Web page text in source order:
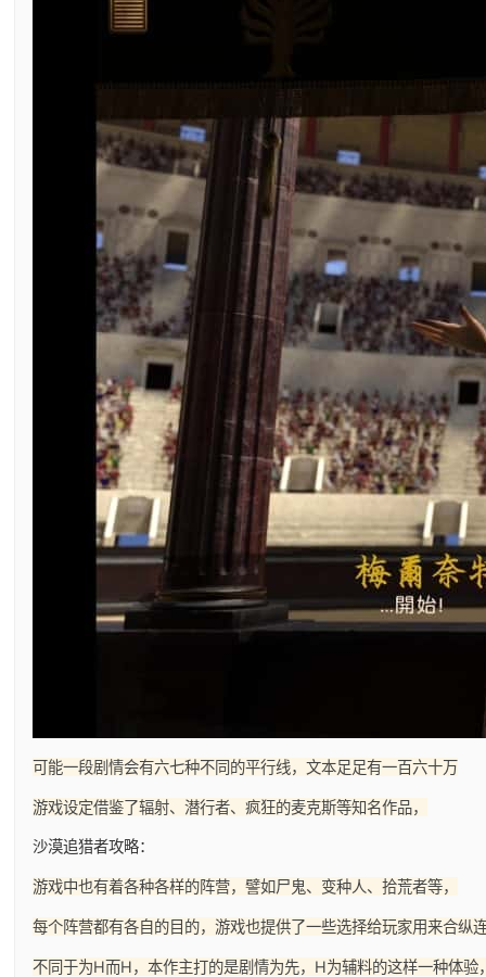
可能一段剧情会有六七种不同的平行线，文本足足有一百六十万
游戏设定借鉴了辐射、潜行者、疯狂的麦克斯等知名作品，
沙漠追猎者攻略：
游戏中也有着各种各样的阵营，譬如尸鬼、变种人、拾荒者等，
每个阵营都有各自的目的，游戏也提供了一些选择给玩家用来合纵
不同于为H而H，本作主打的是剧情为先，H为辅料的这样一种体验